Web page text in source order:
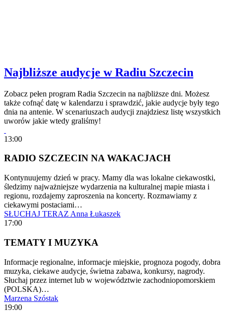
Najbliższe audycje w Radiu Szczecin
Zobacz pełen program Radia Szczecin na najbliższe dni. Możesz
także cofnąć datę w kalendarzu i sprawdzić, jakie audycje były tego
dnia na antenie. W scenariuszach audycji znajdziesz listę wszystkich
uworów jakie wtedy graliśmy!
13:00
RADIO SZCZECIN NA WAKACJACH
Kontynuujemy dzień w pracy. Mamy dla was lokalne ciekawostki,
śledzimy najważniejsze wydarzenia na kulturalnej mapie miasta i
regionu, rozdajemy zaproszenia na koncerty. Rozmawiamy z
ciekawymi postaciami…
SŁUCHAJ TERAZ Anna Łukaszek
17:00
TEMATY I MUZYKA
Informacje regionalne, informacje miejskie, prognoza pogody, dobra
muzyka, ciekawe audycje, świetna zabawa, konkursy, nagrody.
Słuchaj przez internet lub w województwie zachodniopomorskiem
(POLSKA)…
Marzena Szóstak
19:00